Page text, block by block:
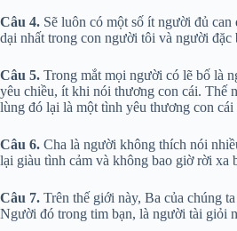
Câu 4. Sẽ luôn có một số ít người đủ can
dại nhất trong con người tôi và người đặc
Câu 5. Trong mắt mọi người có lẽ bố là
yêu chiều, ít khi nói thương con cái. Thế
lùng đó lại là một tình yêu thương con
Câu 6. Cha là người không thích nói
lại giàu tình cảm và không bao giờ rời xa
Câu 7. Trên thế giới này, Ba của chúng
Người đó trong tim bạn, là người tài giỏi